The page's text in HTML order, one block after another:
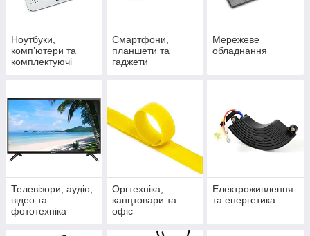
Ноутбуки,
комп’ютери та
комплектуючі
Смартфони,
планшети та
гаджети
Мережеве
обладнання
Телевізори, аудіо,
відео та
фототехніка
Оргтехніка,
канцтовари та
офіс
Електроживлення
та енергетика